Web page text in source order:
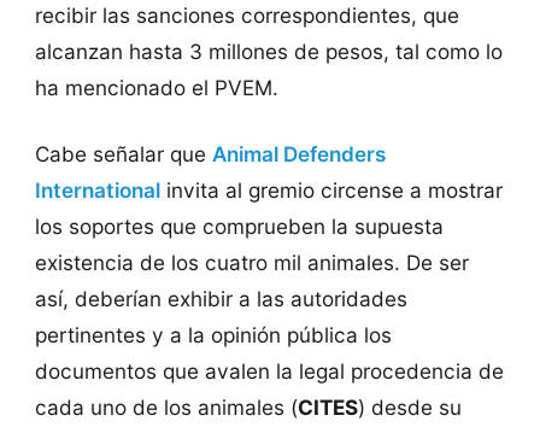
recibir las sanciones correspondientes, que
alcanzan hasta 3 millones de pesos, tal como lo
ha mencionado el PVEM.
Cabe señalar que Animal Defenders
Internationalinvita al gremio circense a mostrar
los soportes que comprueben la supuesta
existencia de los cuatro mil animales. De ser
así, deberían exhibir a las autoridades
pertinentes y a la opinión pública los
documentos que avalen la legal procedencia de
cada uno de los animales (CITES) desde su